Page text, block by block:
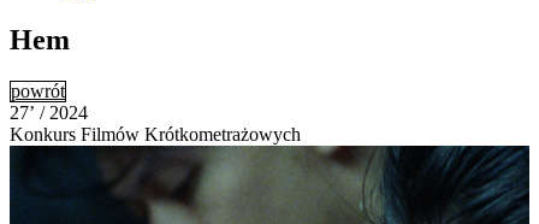
Hem
powrót
27’ / 2024
Konkurs Filmów Krótkometrażowych